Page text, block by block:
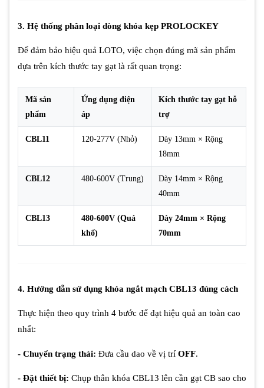
3. Hệ thống phân loại dòng khóa kẹp PROLOCKEY
Để đảm bảo hiệu quả LOTO, việc chọn đúng mã sản phẩm
dựa trên kích thước tay gạt là rất quan trọng:
Mã sản
phẩm
Ứng dụng điện
áp
Kích thước tay gạt hỗ
trợ
CBL11 120-277V (Nhỏ)
Dày 13mm × Rộng
18mm
CBL12 480-600V (Trung)
Dày 14mm × Rộng
40mm
CBL13
480-600V (Quá
khổ)
Dày 24mm × Rộng
70mm
4. Hướng dẫn sử dụng khóa ngắt mạch CBL13 đúng cách
Thực hiện theo quy trình 4 bước để đạt hiệu quả an toàn cao
nhất:
- Chuyển trạng thái: Đưa cầu dao về vị trí OFF.
- Đặt thiết bị: Chụp thân khóa CBL13 lên cần gạt CB sao cho